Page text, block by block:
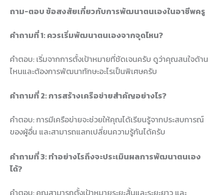
ถาม-ตอบ ข้อสงสัยเกี่ยวกับการพัฒนาตนเองในอาชีพครู
คำถามที่ 1: ควรเริ่มพัฒนาตนเองจากจุดไหน?
คำตอบ: เริ่มจากการตั้งเป้าหมายที่ชัดเจนครับ ดูว่าคุณสนใจด้าน
ไหนและต้องการพัฒนาทักษะอะไรเป็นพิเศษครับ
คำถามที่ 2: การสร้างเครือข่ายสำคัญอย่างไร?
คำตอบ: การมีเครือข่ายจะช่วยให้คุณได้เรียนรู้จากประสบการณ์
ของผู้อื่น และสามารถแลกเปลี่ยนความรู้กันได้ครับ
คำถามที่ 3: ทำอย่างไรถึงจะประเมินผลการพัฒนาตนเอง
ได้?
คำตอบ: คุณสามารถตั้งเป้าหมายระยะสั้นและระยะยาว และ